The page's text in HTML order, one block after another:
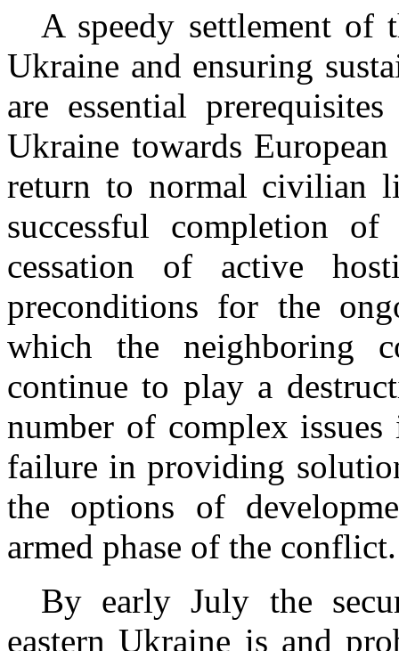
A speedy settlement
Ukraine and ensuring
are essential
Ukraine towards
return to normal civilian
successful completion
cessation of active
preconditions for the
which the neighboring
continue to play a
number of complex
failure in providing
the options of
armed phase of the conflict.
By early July the
eastern Ukraine is and